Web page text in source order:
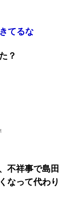
てるな
？
不祥事で島田
なって代わり